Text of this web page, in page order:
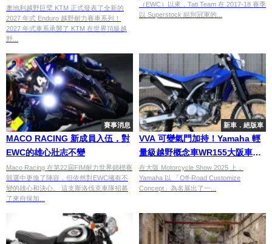
場！TBI 2T 與強悍 4T 八款戰車
價格規格全解析
奧地利越野巨擘 KTM 正式發表了全新的
2027 年式 Enduro 越野耐力賽車系列！
2027 年式車系承襲了 KTM 在世界頂級越
野...
（EWC）以來，Tati Team 在 2017-18 賽季
以 Superstock 組別冠軍的...
賽事消息
MACO RACING 新成員入伍，對
EWC的雄心壯志不變
Maco Racing 在第22屆FIM耐力世界錦標賽
競選中更換了陣容，但依然對EWC擁有不
變的雄心和決心。 這支斯洛伐克車隊招募
了來自保加...
新車．絕版車
VVA 可變氣門加持！Yamaha 輕
量級越野概念車WR155大阪車展
登場
在大阪 Motorcycle Show 2025 上，
Yamaha 以 「Off-Road Customize
Concept」為名展出了一...